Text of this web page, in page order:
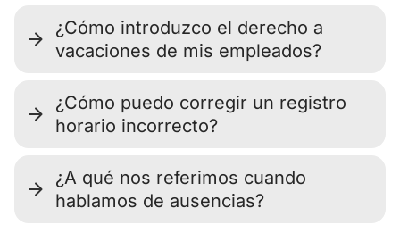
¿Cómo introduzco el derecho a
vacaciones de mis empleados?
¿Cómo puedo corregir un registro
horario incorrecto?
¿A qué nos referimos cuando
hablamos de ausencias?